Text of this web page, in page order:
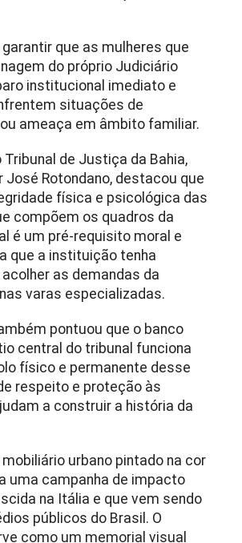
que as mulheres que
do próprio Judiciário
institucional imediato e
situações de
ameaça em âmbito familiar.
Tribunal de Justiça da Bahia,
José Rotondano, destacou que
física e psicológica das
compõem os quadros da
é um pré-requisito moral e
que a instituição tenha
as demandas da
varas especializadas.
pontuou que o banco
central do tribunal funciona
físico e permanente desse
respeito e proteção às
a construir a história da
urbano pintado na cor
uma campanha de impacto
na Itália e que vem sendo
públicos do Brasil. O
como um memorial visual